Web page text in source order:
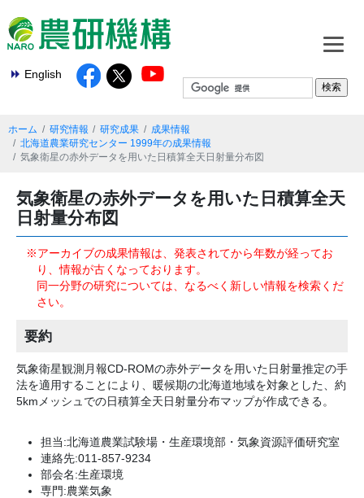
English
ホーム 研究情報 研究成果
成果情報
北海道農業研究センター 1999年の成果情報
気象衛星の赤外データを用いた日積算全天日射量分布図
気象衛星の赤外データを用いた日積算全天
日射量分布図
※アーカイブの成果情報は、発表されてから年数が経ってお
り、情報が古くなっております。
同一分野の研究については、なるべく新しい情報を検索くだ
さい。
要約
気象衛星観測月報CD-ROMの赤外データを用いた日射量推定の手
法を適用することにより、暖候期の北海道地域を対象とした、約
5kmメッシュでの日積算全天日射量分布マップが作成できる。
担当:北海道農業試験場・生産環境部・気象資源評価研究室
連絡先:011-857-9234
部会名:生産環境
専門:農業気象